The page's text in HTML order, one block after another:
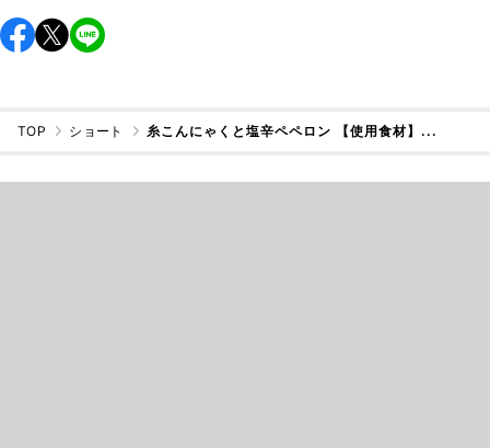
TOP ショート 糸こんにゃくと塩辛ペペロン 【使用食材】...